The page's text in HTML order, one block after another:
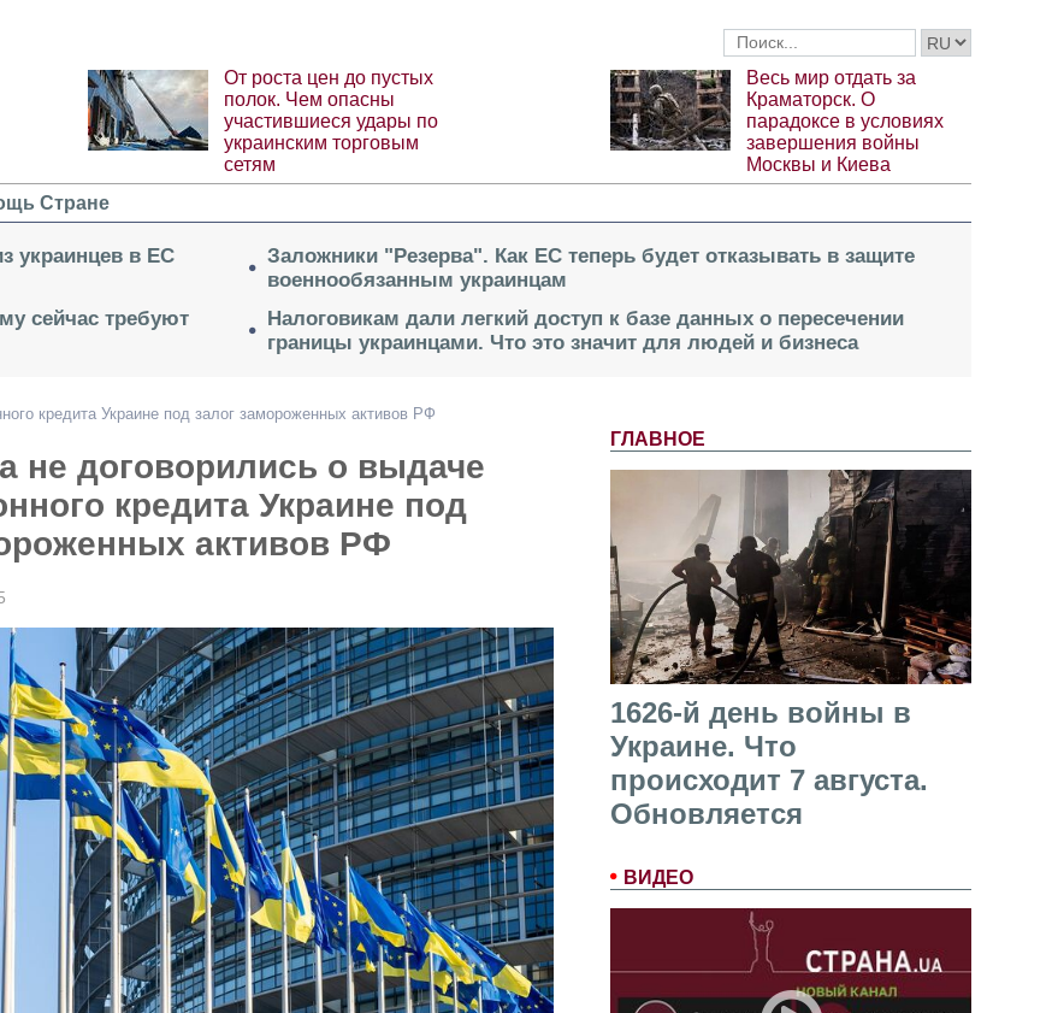
От роста цен до пустых
полок. Чем опасны
участившиеся удары по
украинским торговым
сетям
Весь мир отдать за
Краматорск. О
парадоксе в условиях
завершения войны
Москвы и Киева
Стране
украинцев в ЕС
сейчас требуют
Заложники "Резерва". Как ЕС теперь будет отказывать в защите
военнообязанным украинцам
Налоговикам дали легкий доступ к базе данных о пересечении
границы украинцами. Что это значит для людей и бизнеса
ГЛАВНОЕ
1626-й день войны в
Украине. Что
происходит 7 августа.
Обновляется
ВИДЕО
кредита Украине под залог замороженных активов РФ
не договорились о выдаче
кредита Украине под
активов РФ